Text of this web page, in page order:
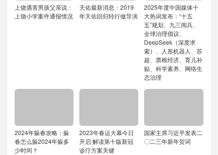
上饶遇害男孩父亲说：
上饶小学案件通报情况
天佑最新消息：2019
年天佑回归转行做导演
2025年度中国媒体十
大热词发布：“十五
五”规划、九三阅兵、
全球治理倡议、
DeepSeek（深度求
索）、人形机器人、苏
超、票根经济、育儿补
贴、科学素养、网络生
态治理
2024年躲春攻略：躲
春怎么躲2024年躲多
少时间？
2023年春运大幕今日
开启 解读第十版新冠
诊疗方案关键
国家主席习近平发表二
〇二三年新年贺词